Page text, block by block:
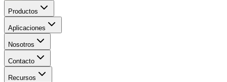
Productos
Aplicaciones
Nosotros
Contacto
Recursos